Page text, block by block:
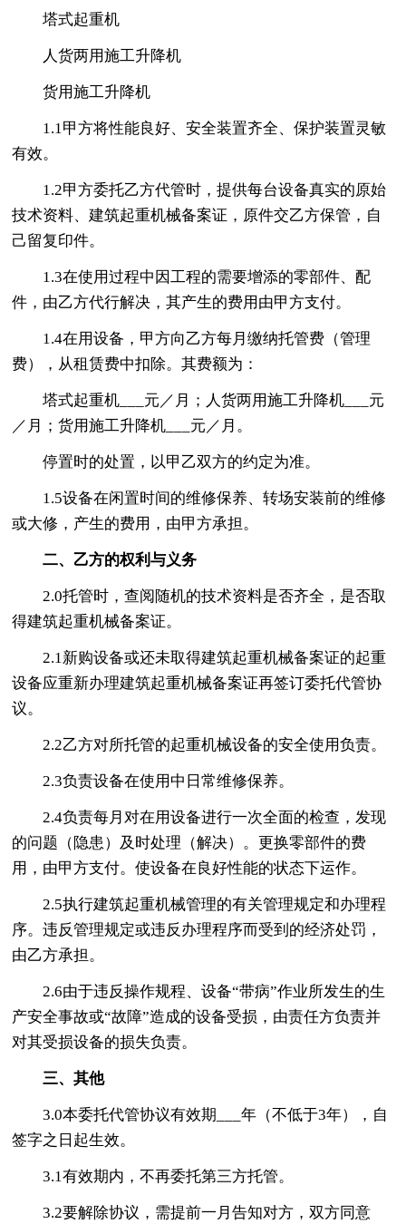
塔式起重机
人货两用施工升降机
货用施工升降机
1.1甲方将性能良好、安全装置齐全、保护装置灵敏
有效。
1.2甲方委托乙方代管时，提供每台设备真实的原始
技术资料、建筑起重机械备案证，原件交乙方保管，自
己留复印件。
1.3在使用过程中因工程的需要增添的零部件、配
件，由乙方代行解决，其产生的费用由甲方支付。
1.4在用设备，甲方向乙方每月缴纳托管费（管理
费），从租赁费中扣除。其费额为：
塔式起重机___元／月；人货两用施工升降机___元
／月；货用施工升降机___元／月。
停置时的处置，以甲乙双方的约定为准。
1.5设备在闲置时间的维修保养、转场安装前的维修
或大修，产生的费用，由甲方承担。
二、乙方的权利与义务
2.0托管时，查阅随机的技术资料是否齐全，是否取
得建筑起重机械备案证。
2.1新购设备或还未取得建筑起重机械备案证的起重
设备应重新办理建筑起重机械备案证再签订委托代管协
议。
2.2乙方对所托管的起重机械设备的安全使用负责。
2.3负责设备在使用中日常维修保养。
2.4负责每月对在用设备进行一次全面的检查，发现
的问题（隐患）及时处理（解决）。更换零部件的费
用，由甲方支付。使设备在良好性能的状态下运作。
2.5执行建筑起重机械管理的有关管理规定和办理程
序。违反管理规定或违反办理程序而受到的经济处罚，
由乙方承担。
2.6由于违反操作规程、设备“带病”作业所发生的生
产安全事故或“故障”造成的设备受损，由责任方负责并
对其受损设备的损失负责。
三、其他
3.0本委托代管协议有效期___年（不低于3年），自
签字之日起生效。
3.1有效期内，不再委托第三方托管。
3.2要解除协议，需提前一月告知对方，双方同意